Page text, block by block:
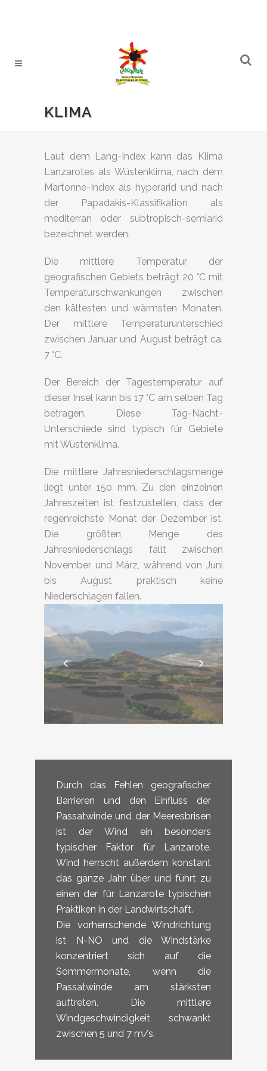
KLIMA
Laut dem Lang-Index kann das Klima
Lanzarotes als Wüstenklima, nach dem
Martonne-Index als hyperarid und nach
der Papadakis-Klassifikation als
mediterran oder subtropisch-semiarid
bezeichnet werden.
Die mittlere Temperatur der
geografischen Gebiets beträgt 20 °C mit
Temperaturschwankungen zwischen
den kältesten und wärmsten Monaten.
Der mittlere Temperaturunterschied
zwischen Januar und August beträgt ca.
7 °C.
Der Bereich der Tagestemperatur auf
dieser Insel kann bis 17 °C am selben Tag
betragen. Diese Tag-Nacht-
Unterschiede sind typisch für Gebiete
mit Wüstenklima.
Die mittlere Jahresniederschlagsmenge
liegt unter 150 mm. Zu den einzelnen
Jahreszeiten ist festzustellen, dass der
regenreichste Monat der Dezember ist.
Die größten Menge des
Jahresniederschlags fällt zwischen
November und März, während von Juni
bis August praktisch keine
Niederschlagen fallen.
Durch das Fehlen geografischer
Barrieren und den Einfluss der
Passatwinde und der Meeresbrisen
ist der Wind ein besonders
typischer Faktor für Lanzarote.
Wind herrscht außerdem konstant
das ganze Jahr über und führt zu
einen der für Lanzarote typischen
Praktiken in der Landwirtschaft.
Die vorherrschende Windrichtung
ist N-NO und die Windstärke
konzentriert sich auf die
Sommermonate, wenn die
Passatwinde am stärksten
auftreten. Die mittlere
Windgeschwindigkeit schwankt
zwischen 5 und 7 m/s.